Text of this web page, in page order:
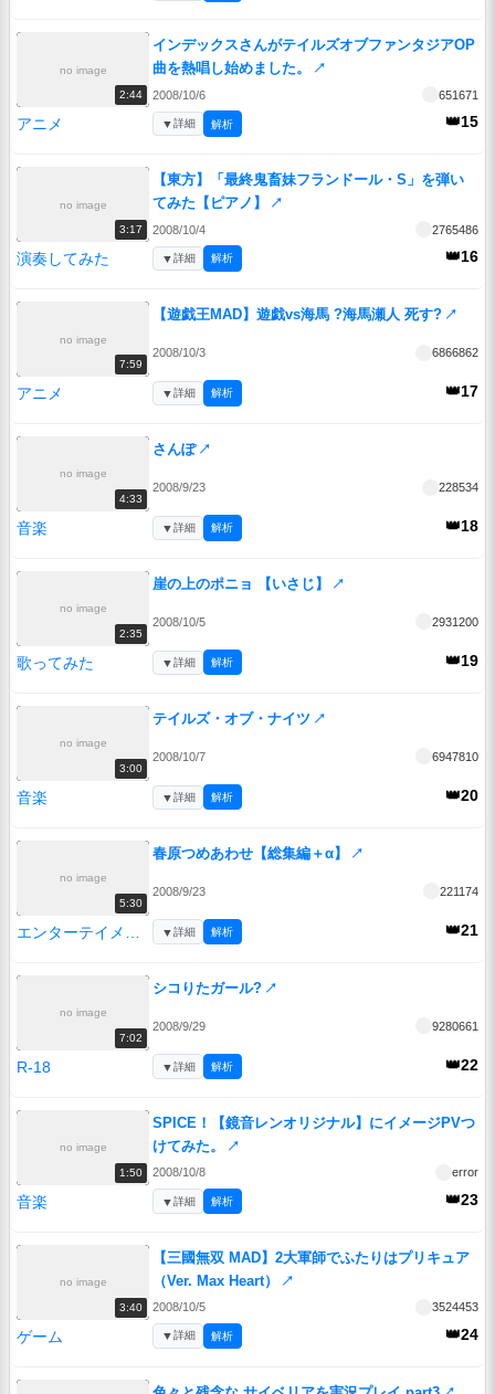
no image
2:44
インデックスさんがテイルズオブファンタジアOP
曲を熱唱し始めました。
↗
2008/10/6 651671
アニメ 👑15
▼詳細 解析
no image
3:17
【東方】「最終鬼畜妹フランドール・S」を弾い
てみた【ピアノ】
↗
2008/10/4 2765486
演奏してみた 👑16
▼詳細 解析
no image
7:59
【遊戯王MAD】遊戯vs海馬 ?海馬瀬人 死す? ↗
2008/10/3 6866862
アニメ 👑17
▼詳細 解析
no image
4:33
さんぽ ↗
2008/9/23 228534
音楽 👑18
▼詳細 解析
no image
2:35
崖の上のポニョ 【いさじ】 ↗
2008/10/5 2931200
歌ってみた 👑19
▼詳細 解析
no image
3:00
テイルズ・オブ・ナイツ ↗
2008/10/7 6947810
音楽 👑20
▼詳細 解析
no image
5:30
春原つめあわせ【総集編＋α】 ↗
2008/9/23 221174
👑21
▼詳細 解析
no image
7:02
シコりたガール? ↗
2008/9/29 9280661
R-18 👑22
▼詳細 解析
no image
1:50
SPICE！【鏡音レンオリジナル】にイメージPVつ
けてみた。
↗
2008/10/8 error
音楽 👑23
▼詳細 解析
no image
3:40
【三國無双 MAD】2大軍師でふたりはプリキュア
（Ver. Max Heart）
↗
2008/10/5 3524453
ゲーム 👑24
▼詳細 解析